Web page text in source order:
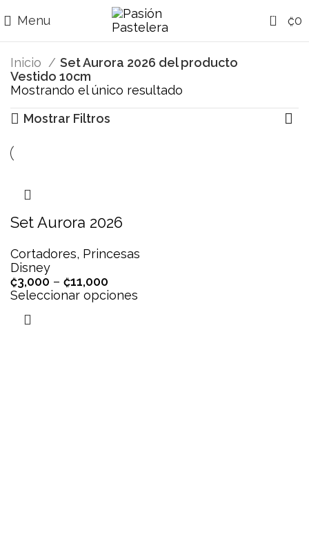
Menu 0 ₡0
Inicio
Set Aurora 2026 del producto
Vestido 10cm
Mostrando el único resultado
Mostrar Filtros
Set Aurora 2026
Cortadores, Princesas
Disney
₡3,000 – ₡11,000
Seleccionar opciones